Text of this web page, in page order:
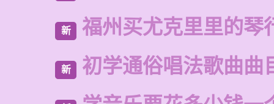
新 福州买尤克里里的琴
新 初学通俗唱法歌曲曲